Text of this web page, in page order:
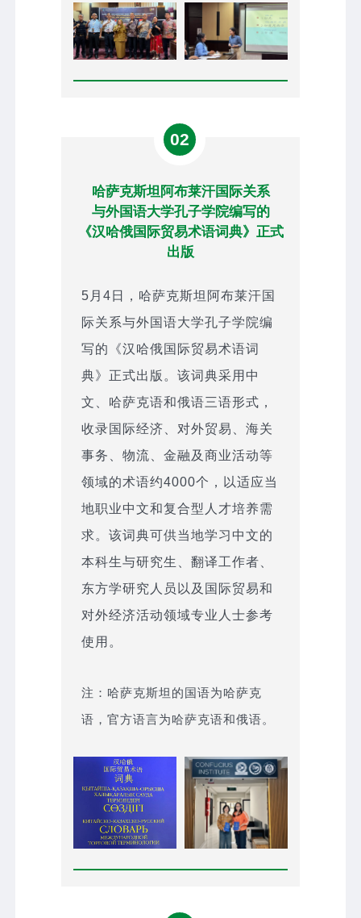
02
哈萨克斯坦阿布莱汗国际关系
与外国语大学孔子学院编写的
《汉哈俄国际贸易术语词典》正式
出版
5月4日，哈萨克斯坦阿布莱汗国
际关系与外国语大学孔子学院编
写的《汉哈俄国际贸易术语词
典》正式出版。该词典采用中
文、哈萨克语和俄语三语形式，
收录国际经济、对外贸易、海关
事务、物流、金融及商业活动等
领域的术语约4000个，以适应当
地职业中文和复合型人才培养需
求。该词典可供当地学习中文的
本科生与研究生、翻译工作者、
东方学研究人员以及国际贸易和
对外经济活动领域专业人士参考
使用。
注：哈萨克斯坦的国语为哈萨克
语，官方语言为哈萨克语和俄语。